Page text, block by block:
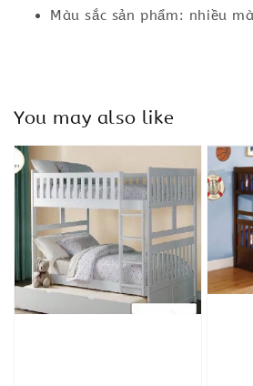
Màu sắc sản phẩm: nhiều
You may also like